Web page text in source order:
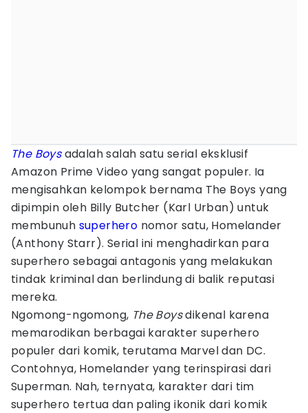
The Boysadalah salah satu serial eksklusif
Amazon Prime Video yang sangat populer. Ia
mengisahkan kelompok bernama The Boys yang
dipimpin oleh Billy Butcher (Karl Urban) untuk
membunuh superhero nomor satu, Homelander
(Anthony Starr). Serial ini menghadirkan para
superhero sebagai antagonis yang melakukan
tindak kriminal dan berlindung di balik reputasi
mereka.
Ngomong-ngomong, The Boysdikenal karena
memarodikan berbagai karakter superhero
populer dari komik, terutama Marvel dan DC.
Contohnya, Homelander yang terinspirasi dari
Superman. Nah, ternyata, karakter dari tim
superhero tertua dan paling ikonik dari komik